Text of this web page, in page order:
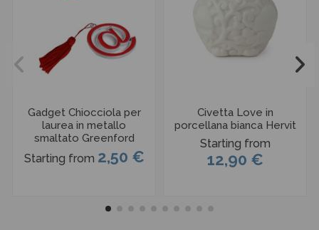
Gadget Chiocciola per
laurea in metallo
smaltato Greenford
Starting from 2,50 €
Civetta Love in
porcellana bianca Hervit
Starting from
12,90 €